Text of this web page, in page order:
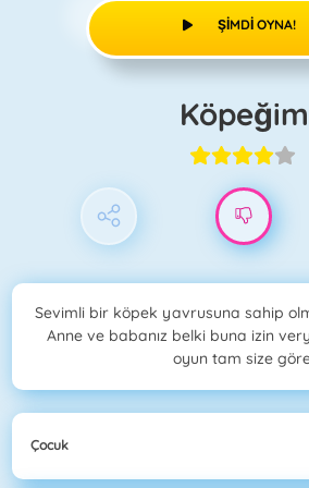
ŞIMDI OYNA!
Köpeğim
Sevimli bir köpek yavrusuna sahip
Anne ve babanız belki buna izin
oyun tam size
Çocuk